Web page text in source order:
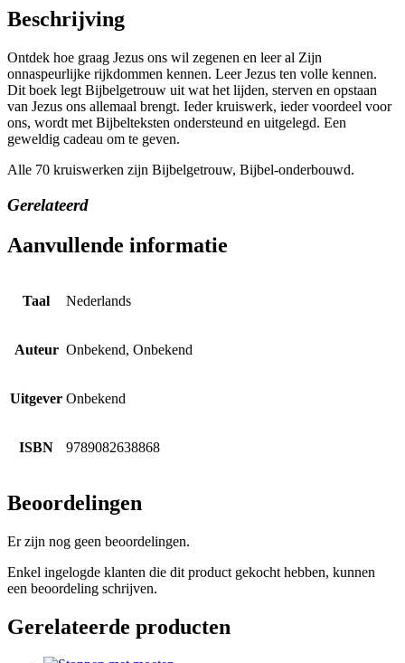
Beschrijving
Ontdek hoe graag Jezus ons wil zegenen en leer al Zijn
onnaspeurlijke rijkdommen kennen. Leer Jezus ten volle kennen.
Dit boek legt Bijbelgetrouw uit wat het lijden, sterven en opstaan
van Jezus ons allemaal brengt. Ieder kruiswerk, ieder voordeel voor
ons, wordt met Bijbelteksten ondersteund en uitgelegd. Een
geweldig cadeau om te geven.
Alle 70 kruiswerken zijn Bijbelgetrouw, Bijbel-onderbouwd.
Gerelateerd
Aanvullende informatie
Taal Nederlands
Auteur Onbekend, Onbekend
Uitgever Onbekend
ISBN 9789082638868
Beoordelingen
Er zijn nog geen beoordelingen.
Enkel ingelogde klanten die dit product gekocht hebben, kunnen
een beoordeling schrijven.
Gerelateerde producten